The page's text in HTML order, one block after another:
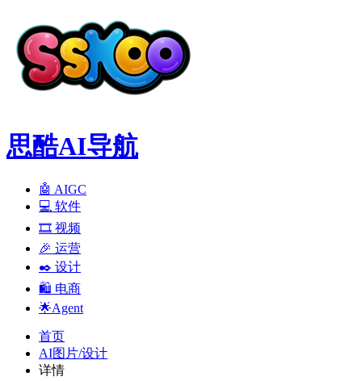
思酷AI导航
🤖 AIGC
💻️ 软件
🎞️ 视频
🎉 运营
✒️ 设计
🛍️ 电商
🌟Agent
首页
AI图片/设计
详情